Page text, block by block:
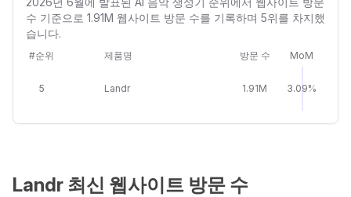
수 기준으로 1.91M 웹사이트 방문 수를 기록하며 5위를 차지했
습니다.
#순위 제품명 방문 수 MoM
5 Landr 1.91M 3.09%
Landr 최신 웹사이트 방문 수